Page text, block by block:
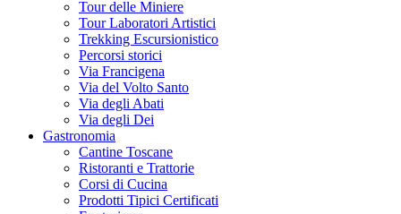
Tour delle Miniere
Tour Laboratori Artistici
Trekking Escursionistico
Percorsi storici
Via Francigena
Via del Volto Santo
Via degli Abati
Via degli Dei
Gastronomia
Cantine Toscane
Ristoranti e Trattorie
Corsi di Cucina
Prodotti Tipici Certificati